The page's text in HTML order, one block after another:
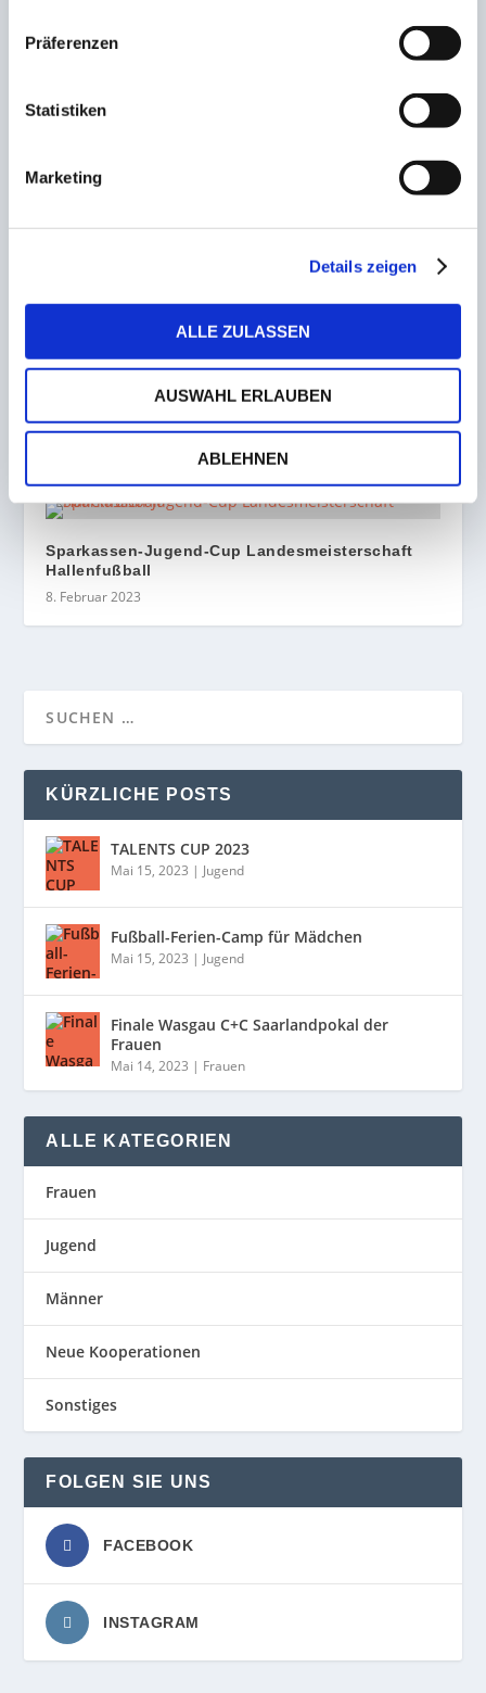
Präferenzen
Statistiken
Marketing
Details zeigen
ALLE ZULASSEN
AUSWAHL ERLAUBEN
ABLEHNEN
in Eppelborn
Hirzweiler/Welschbach-
Stennweiler die Show
ZUSAMMENHÄNGENDE POSTS
15. Mai 2023
Heib-Hattrick im Saarderby! FCH triumphiert im
Erzrivalen-Duell in Saarbrücken
Jugend des HTC Neunkirchen mit erfolgreichem
Sparkassen-Jugend-Cup Landesmeisterschaft
Hallenfußball
8. Februar 2023
KÜRZLICHE POSTS
TALENTS CUP 2023
Mai 15, 2023 | Jugend
Fußball-Ferien-Camp für Mädchen
Mai 15, 2023 | Jugend
Finale Wasgau C+C Saarlandpokal der
Frauen
Mai 14, 2023 | Frauen
ALLE KATEGORIEN
Frauen
Jugend
Männer
Neue Kooperationen
Sonstiges
FOLGEN SIE UNS
FACEBOOK
INSTAGRAM